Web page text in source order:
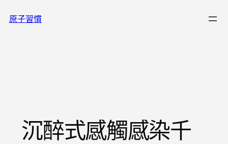
至原子習慣
沉醉式感觸感染千